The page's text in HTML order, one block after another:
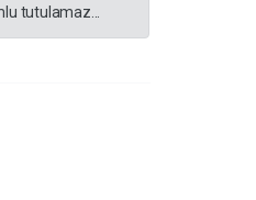
tutulamaz...